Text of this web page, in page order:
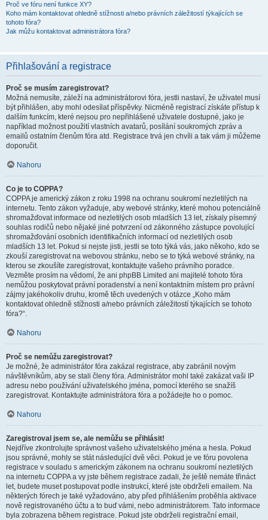
Proč ve fóru není funkce XY?
Koho mám kontaktovat ohledně stížnosti a/nebo právních záležitostí týkajících se
tohoto fóra?
Jak můžu kontaktovat administrátora fóra?
Přihlašování a registrace
Proč se musím zaregistrovat?
Možná nemusíte, záleží na administrátorovi fóra, jestli nastaví, že uživatel musí
být přihlášen, aby mohl odesílat příspěvky. Nicméně registrací získáte přístup k
dalším funkcím, které nejsou pro nepřihlášené uživatele dostupné, jako je
například možnost použití vlastních avatarů, posílání soukromých zpráv a
emailů ostatním členům fóra atd. Registrace trvá jen chvíli a tak vám ji můžeme
doporučit.
Nahoru
Co je to COPPA?
COPPA je americký zákon z roku 1998 na ochranu soukromí nezletilých na
internetu. Tento zákon vyžaduje, aby webové stránky, které mohou potenciálně
shromažďovat informace od nezletilých osob mladších 13 let, získaly písemný
souhlas rodičů nebo nějaké jiné potvrzení od zákonného zástupce povolující
shromažďování osobních identifikačních informací od nezletilých osob
mladších 13 let. Pokud si nejste jisti, jestli se toto týká vás, jako někoho, kdo se
zkouší zaregistrovat na webovou stránku, nebo se to týká webové stránky, na
kterou se zkoušíte zaregistrovat, kontaktujte vašeho právního poradce.
Vezměte prosím na vědomí, že ani phpBB Limited ani majitelé tohoto fóra
nemůžou poskytovat právní poradenství a není kontaktním místem pro právní
zájmy jakéhokoliv druhu, kromě těch uvedených v otázce „Koho mám
kontaktovat ohledně stížnosti a/nebo právních záležitostí týkajících se tohoto
fóra?“.
Nahoru
Proč se nemůžu zaregistrovat?
Je možné, že administrátor fóra zakázal registrace, aby zabránil novým
návštěvníkům, aby se stali členy fóra. Administrátor mohl také zakázat vaši IP
adresu nebo používání uživatelského jména, pomocí kterého se snažíš
zaregistrovat. Kontaktujte administrátora fóra a požádejte ho o pomoc.
Nahoru
Zaregistroval jsem se, ale nemůžu se přihlásit!
Nejdříve zkontrolujte správnost vašeho uživatelského jména a hesla. Pokud
jsou správné, mohly se stát následující dvě věci. Pokud je ve fóru povolena
registrace v souladu s americkým zákonem na ochranu soukromí nezletilých
na internetu COPPA a vy jste během registrace zadali, že ještě nemáte třináct
let, budete muset postupovat podle instrukcí, které jste obdrželi emailem. Na
některých fórech je také vyžadováno, aby před přihlášením proběhla aktivace
nově registrovaného účtu a to buď vámi, nebo administrátorem. Tato informace
byla zobrazena během registrace. Pokud jste obdrželi registrační email,